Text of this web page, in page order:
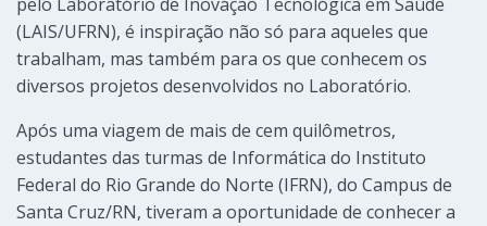
(LAIS/UFRN), é inspiração não só para aqueles que
trabalham, mas também para os que conhecem os
diversos projetos desenvolvidos no Laboratório.
Após uma viagem de mais de cem quilômetros,
estudantes das turmas de Informática do Instituto
Federal do Rio Grande do Norte (IFRN), do Campus de
Santa Cruz/RN, tiveram a oportunidade de conhecer a